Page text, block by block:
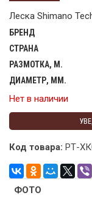
Леска Shimano
БРЕНД
СТРАНА
РАЗМОТКА, М.
ДИАМЕТР, ММ.
Нет в наличии
Код товара: РТ-